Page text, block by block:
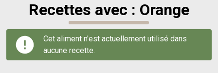
Recettes avec : Orange
Cet aliment n'est actuellement utilisé dans
aucune recette.